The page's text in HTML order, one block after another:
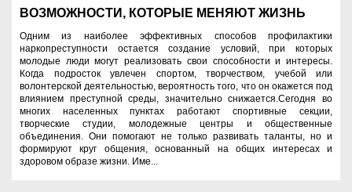
ВОЗМОЖНОСТИ, КОТОРЫЕ МЕНЯЮТ ЖИЗНЬ
Одним из наиболее эффективных способов профилактики
наркопреступности остается создание условий, при которых
молодые люди могут реализовать свои способности и интересы.
Когда подросток увлечен спортом, творчеством, учебой или
волонтерской деятельностью, вероятность того, что он окажется под
влиянием преступной среды, значительно снижается.Сегодня во
многих населенных пунктах работают спортивные секции,
творческие студии, молодежные центры и общественные
объединения. Они помогают не только развивать таланты, но и
формируют круг общения, основанный на общих интересах и
здоровом образе жизни. Име...